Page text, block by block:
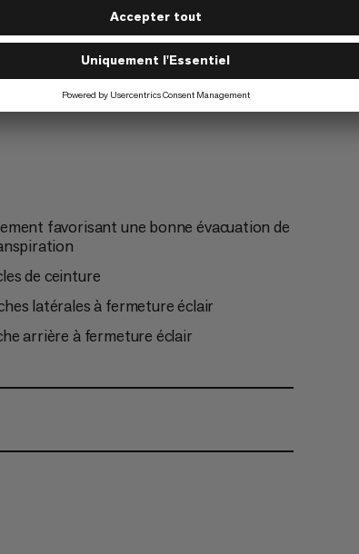
favorisant une bonne évacuation de
de ceinture
latérales à fermeture éclair
arrière à fermeture éclair